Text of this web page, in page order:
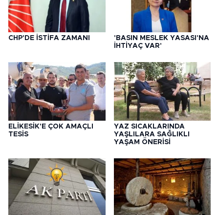
CHP'DE İSTİFA ZAMANI
'BASIN MESLEK YASASI'NA
İHTİYAÇ VAR'
ELİKESİK'E ÇOK AMAÇLI
TESİS
YAZ SICAKLARINDA
YAŞLILARA SAĞLIKLI
YAŞAM ÖNERİSİ